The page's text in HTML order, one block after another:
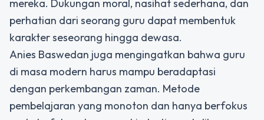
mereka. Dukungan moral, nasihat sederhana, dan
perhatian dari seorang guru dapat membentuk
karakter seseorang hingga dewasa.
Anies Baswedan juga mengingatkan bahwa guru
di masa modern harus mampu beradaptasi
dengan perkembangan zaman. Metode
pembelajaran yang monoton dan hanya berfokus